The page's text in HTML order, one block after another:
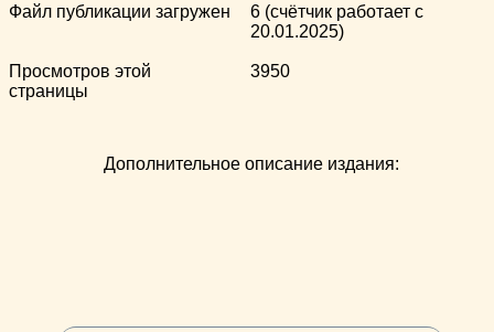
Файл публикации загружен
6 (счётчик работает с
20.01.2025)
Просмотров этой
страницы
3950
Дополнительное описание издания: